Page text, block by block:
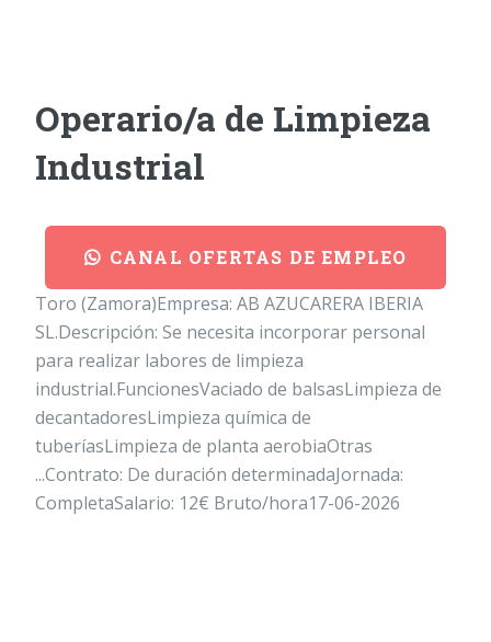
Operario/a de Limpieza
Industrial
CANAL OFERTAS DE EMPLEO
Toro (Zamora)Empresa: AB AZUCARERA IBERIA
SL.Descripción: Se necesita incorporar personal
para realizar labores de limpieza
industrial.FuncionesVaciado de balsasLimpieza de
decantadoresLimpieza química de
tuberíasLimpieza de planta aerobiaOtras
...Contrato: De duración determinadaJornada:
CompletaSalario: 12€ Bruto/hora17-06-2026